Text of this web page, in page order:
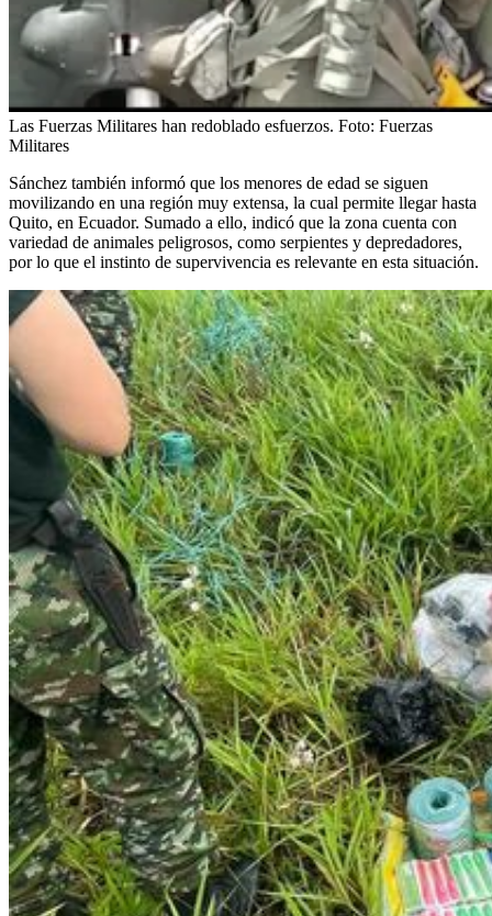
Las Fuerzas Militares han redoblado esfuerzos. Foto: Fuerzas
Militares
Sánchez también informó que los menores de edad se siguen
movilizando en una región muy extensa, la cual permite llegar hasta
Quito, en Ecuador. Sumado a ello, indicó que la zona cuenta con
variedad de animales peligrosos, como serpientes y depredadores,
por lo que el instinto de supervivencia es relevante en esta situación.